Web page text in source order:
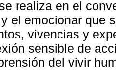
realiza en el
el emocionar que
vivencias y
sensible de
del vivir